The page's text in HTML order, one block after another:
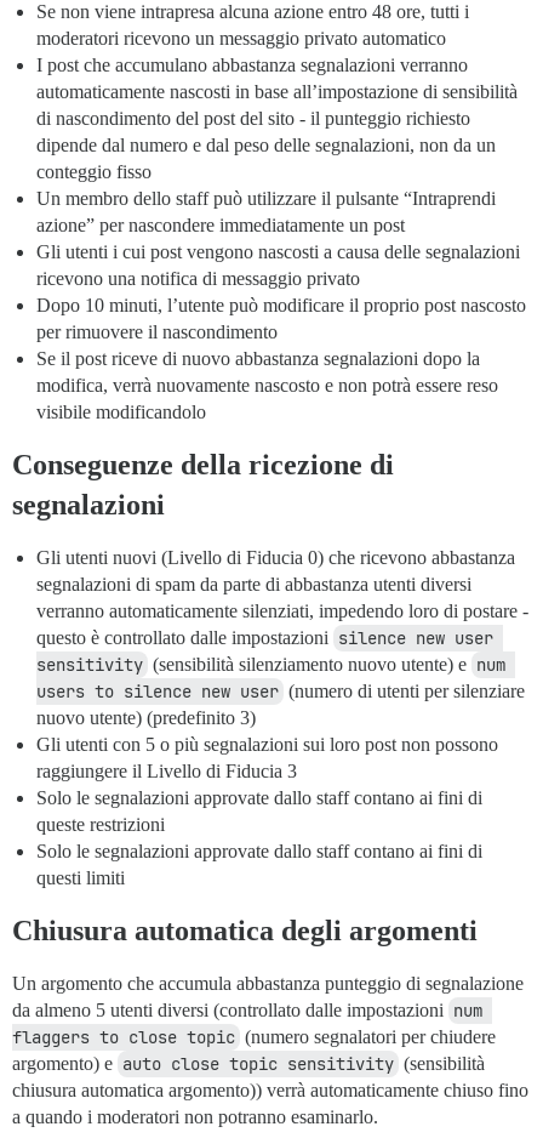
Se non viene intrapresa alcuna azione entro 48 ore, tutti i
moderatori ricevono un messaggio privato automatico
I post che accumulano abbastanza segnalazioni verranno
automaticamente nascosti in base all’impostazione di sensibilità
di nascondimento del post del sito - il punteggio richiesto
dipende dal numero e dal peso delle segnalazioni, non da un
conteggio fisso
Un membro dello staff può utilizzare il pulsante “Intraprendi
azione” per nascondere immediatamente un post
Gli utenti i cui post vengono nascosti a causa delle segnalazioni
ricevono una notifica di messaggio privato
Dopo 10 minuti, l’utente può modificare il proprio post nascosto
per rimuovere il nascondimento
Se il post riceve di nuovo abbastanza segnalazioni dopo la
modifica, verrà nuovamente nascosto e non potrà essere reso
visibile modificandolo
Conseguenze della ricezione di
segnalazioni
Gli utenti nuovi (Livello di Fiducia 0) che ricevono abbastanza
segnalazioni di spam da parte di abbastanza utenti diversi
verranno automaticamente silenziati, impedendo loro di postare -
questo è controllato dalle impostazioni silence new user
sensitivity (sensibilità silenziamento nuovo utente) e num
users to silence new user (numero di utenti per silenziare
nuovo utente) (predefinito 3)
Gli utenti con 5 o più segnalazioni sui loro post non possono
raggiungere il Livello di Fiducia 3
Solo le segnalazioni approvate dallo staff contano ai fini di
queste restrizioni
Solo le segnalazioni approvate dallo staff contano ai fini di
questi limiti
Chiusura automatica degli argomenti
Un argomento che accumula abbastanza punteggio di segnalazione
da almeno 5 utenti diversi (controllato dalle impostazioni num
flaggers to close topic (numero segnalatori per chiudere
argomento) e auto close topic sensitivity (sensibilità
chiusura automatica argomento)) verrà automaticamente chiuso fino
a quando i moderatori non potranno esaminarlo.